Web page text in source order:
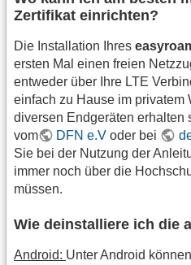
Zertifikat einrichten?
Die Installation Ihres
ersten Mal einen freien
entweder über Ihre LTE
einfach zu Hause im privatem
diversen Endgeräten erhalten
vom
DFN e.V oder bei
Sie bei der Nutzung der
immer noch über die
müssen.
Wie deinstalliere ich die
Android: Unter Android